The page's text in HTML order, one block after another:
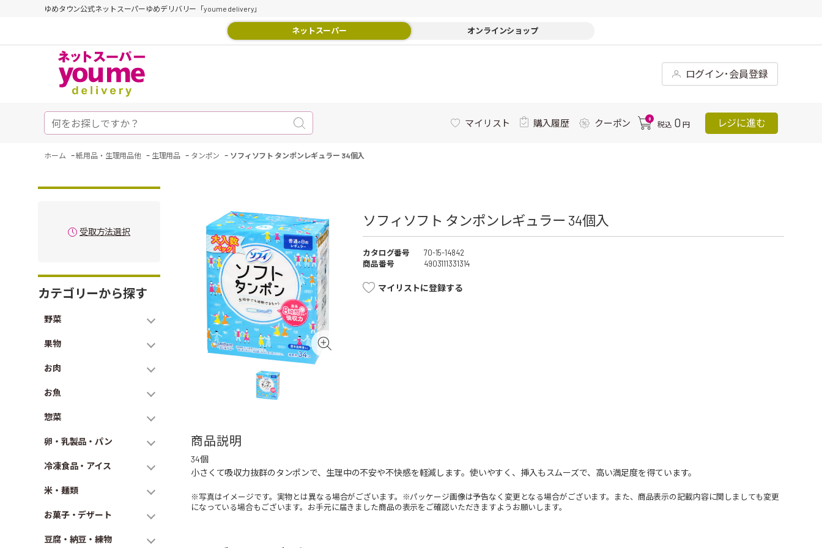
ゆめタウン公式ネットスーパーゆめデリバリー「youme delivery」
ネットスーパー オンラインショップ
ログイン･会員登録
マイリスト 購入履歴 クーポン 0
税込 0 円 レジに進む
ホーム -紙用品・生理用品他 - 生理用品 - タンポン - ソフィソフト タンポンレギュラー 34個入
受取方法選択
カテゴリーから探す
野菜
果物
お肉
お魚
惣菜
卵・乳製品・パン
冷凍食品・アイス
米・麺類
お菓子・デザート
豆腐・納豆・練物
ソフィソフト タンポンレギュラー 34個入
カタログ番号
70-15-14842
商品番号
4903111331314
マイリストに登録する
商品説明
34個
小さくて吸収力抜群のタンポンで、生理中の不安や不快感を軽減します。使いやすく、挿入もスムーズで、高い満足度を得ています。
※写真はイメージです。実物とは異なる場合がございます。※パッケージ画像は予告なく変更となる場合がございます。また、商品表示の記載内容に関しましても変更
になっている場合もございます。お手元に届きました商品の表示をご確認いただきますようお願いします。